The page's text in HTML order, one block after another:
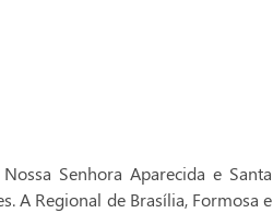
Senhora Aparecida e Santa
A Regional de Brasília, Formosa e